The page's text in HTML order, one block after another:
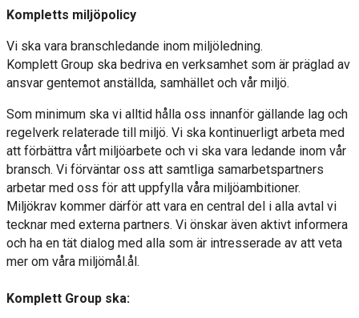
Kompletts miljöpolicy
Vi ska vara branschledande inom miljöledning.
Komplett Group ska bedriva en verksamhet som är präglad av
ansvar gentemot anställda, samhället och vår miljö.
Som minimum ska vi alltid hålla oss innanför gällande lag och
regelverk relaterade till miljö. Vi ska kontinuerligt arbeta med
att förbättra vårt miljöarbete och vi ska vara ledande inom vår
bransch. Vi förväntar oss att samtliga samarbetspartners
arbetar med oss för att uppfylla våra miljöambitioner.
Miljökrav kommer därför att vara en central del i alla avtal vi
tecknar med externa partners. Vi önskar även aktivt informera
och ha en tät dialog med alla som är intresserade av att veta
mer om våra miljömål.ål.
Komplett Group ska: